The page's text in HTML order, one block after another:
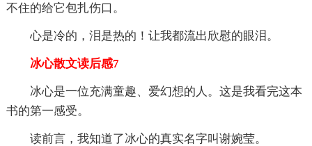
不住的给它包扎伤口。
心是冷的，泪是热的！让我都流出欣慰的眼泪。
冰心散文读后感7
冰心是一位充满童趣、爱幻想的人。这是我看完这本
书的第一感受。
读前言，我知道了冰心的真实名字叫谢婉莹。